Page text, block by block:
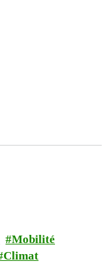
Mobilité
Climat